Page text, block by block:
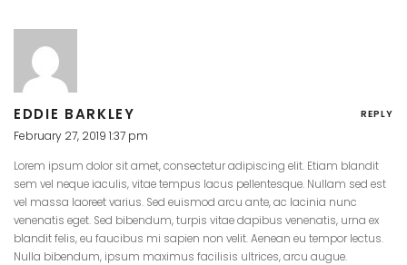
EDDIE BARKLEY REPLY
February 27, 2019 1:37 pm
Lorem ipsum dolor sit amet, consectetur adipiscing elit. Etiam blandit
sem vel neque iaculis, vitae tempus lacus pellentesque. Nullam sed est
vel massa laoreet varius. Sed euismod arcu ante, ac lacinia nunc
venenatis eget. Sed bibendum, turpis vitae dapibus venenatis, urna ex
blandit felis, eu faucibus mi sapien non velit. Aenean eu tempor lectus.
Nulla bibendum, ipsum maximus facilisis ultrices, arcu augue.